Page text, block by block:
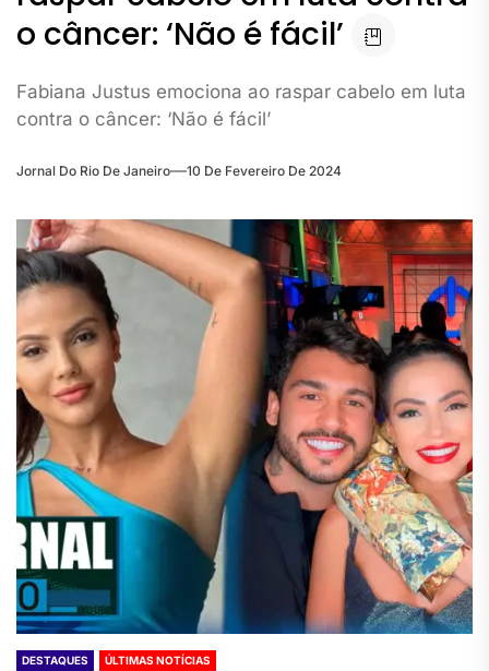
o câncer: ‘Não é fácil’
Fabiana Justus emociona ao raspar cabelo em luta
contra o câncer: ‘Não é fácil’
Jornal Do Rio De Janeiro 10 De Fevereiro De 2024
DESTAQUES ÚLTIMAS NOTÍCIAS